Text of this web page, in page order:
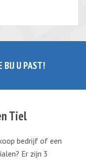
BIJ U PAST!
Tiel
bedrijf of een
Er zijn 3